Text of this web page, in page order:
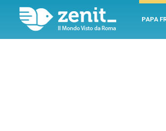
PAPA